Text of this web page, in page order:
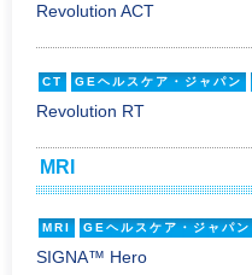
Revolution ACT
CT GEヘルスケア・ジャパン
Revolution RT
MRI
MRI GEヘルスケア・ジャパン
SIGNA™ Hero